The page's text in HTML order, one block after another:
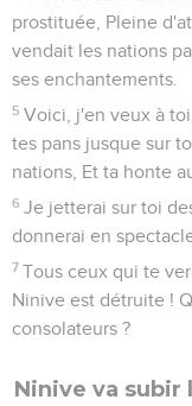
prostituée, Pleine
vendait les nations
ses enchantements.
5 Voici, j'en veux à
tes pans jusque sur
nations, Et ta honte
6 Je jetterai sur toi
donnerai en
7 Tous ceux qui te
Ninive est détruite !
consolateurs ?
Ninive va subir